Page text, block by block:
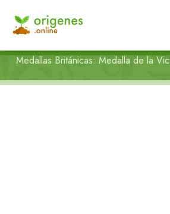
Medallas Británicas: Medalla de la